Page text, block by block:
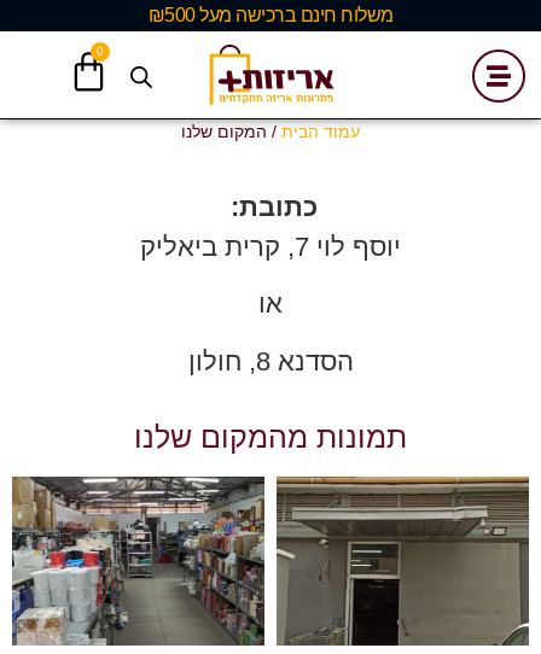
משלוח חינם ברכישה מעל ₪500
0
עמוד הבית / המקום שלנו
כתובת:
יוסף לוי 7, קרית ביאליק
או
הסדנא 8, חולון
תמונות מהמקום שלנו